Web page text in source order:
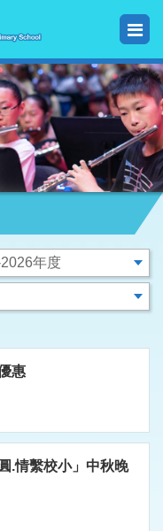
惠
.情繫校小」中秋晚